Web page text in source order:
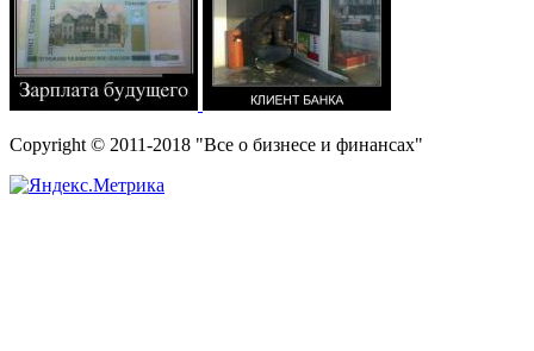
Copyright © 2011-2018 "Все о бизнесе и финансах"